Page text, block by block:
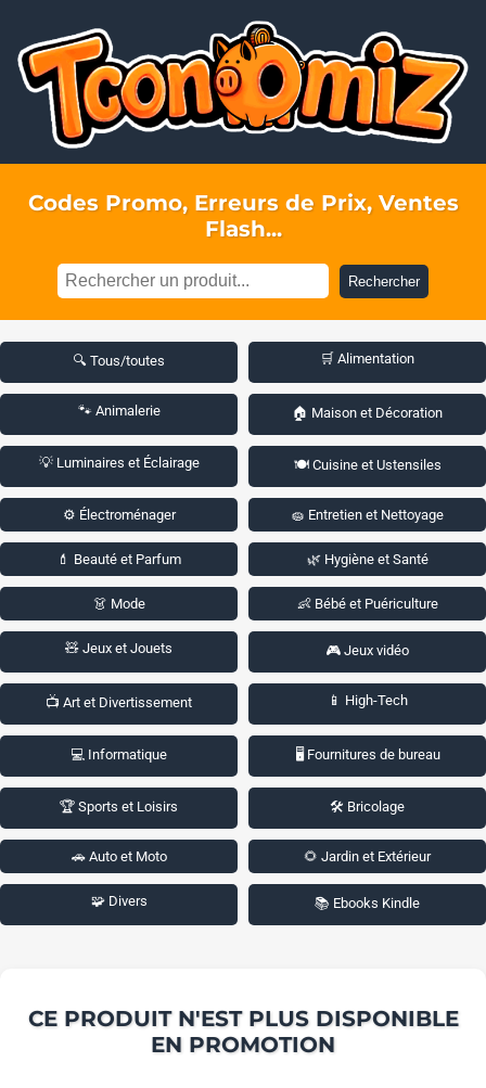
Codes Promo, Erreurs de Prix, Ventes
Flash...
Rechercher
🔍 Tous/toutes 🛒 Alimentation
🐾 Animalerie 🏠 Maison et Décoration
💡 Luminaires et Éclairage 🍽️ Cuisine et Ustensiles
⚙️ Électroménager 🧽 Entretien et Nettoyage
💄 Beauté et Parfum 🌿 Hygiène et Santé
👗 Mode 👶 Bébé et Puériculture
🧸 Jeux et Jouets 🎮 Jeux vidéo
📺 Art et Divertissement 📱 High-Tech
💻 Informatique 🖥️ Fournitures de bureau
🏆 Sports et Loisirs 🛠️ Bricolage
🚗 Auto et Moto 🌻 Jardin et Extérieur
🧩 Divers 📚 Ebooks Kindle
CE PRODUIT N'EST PLUS DISPONIBLE
EN PROMOTION